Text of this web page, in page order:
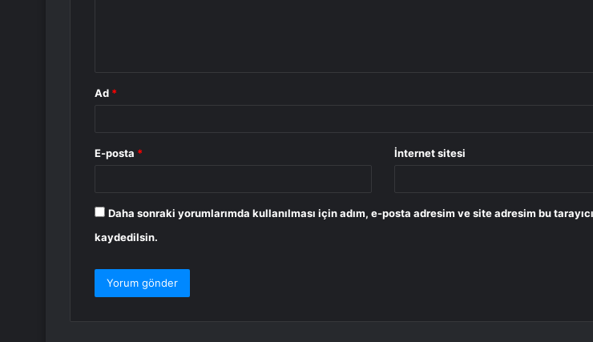
Ad *
E-posta * İnternet sitesi
Daha sonraki yorumlarımda kullanılması için adım, e-posta adresim ve site adresim bu
kaydedilsin.